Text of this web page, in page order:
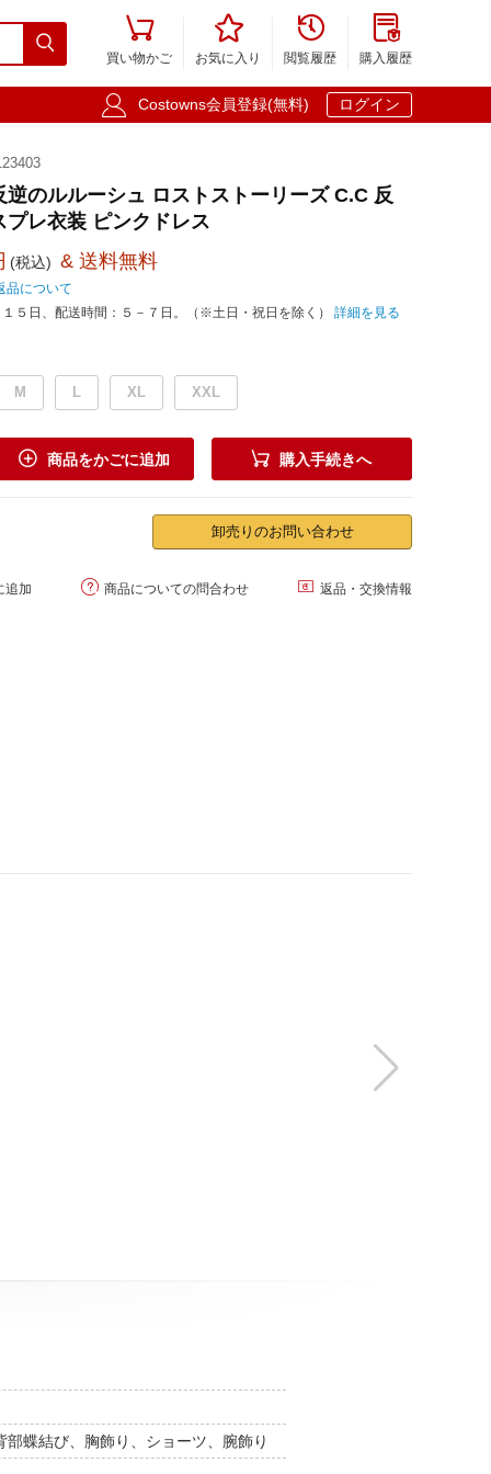


買い物かご

お気に入り

閲覧履歴

購入履歴
 Costowns会員登録(無料) ログイン
逆のルルーシュ ロストストーリーズ C.C 反
プレ衣装 ピンクドレス
(税込) & 送料無料
品について
５日、配送時間：５－７日。（※土日・祝日を除く） 詳細を見る
M L XL XXL
 商品をかごに追加  購入手続きへ
卸売りのお問い合わせ
追加  商品についての問合わせ  返品・交換情報
蝶結び、胸飾り、ショーツ、腕飾り